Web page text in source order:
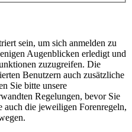
sein, um sich anmelden zu
Augenblicken erledigt und
zuzugreifen. Die
Benutzern auch zusätzliche
Sie bitte unsere
Regelungen, bevor Sie
auch die jeweiligen Forenregeln,